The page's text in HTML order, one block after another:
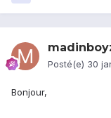
Posté(e) 30
Bonjour,